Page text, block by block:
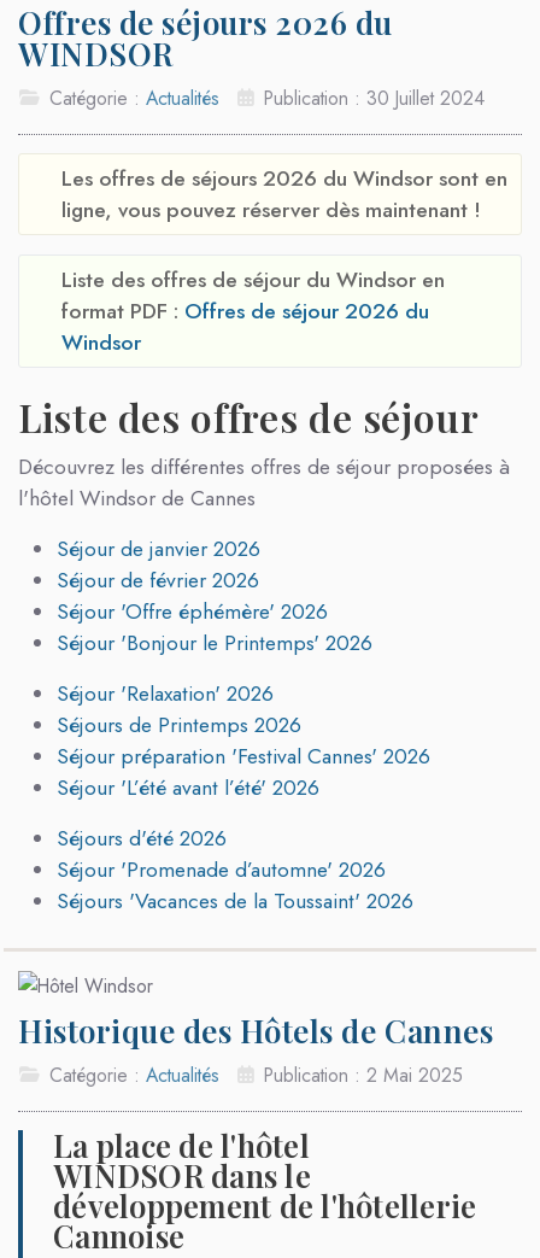
Offres de séjours 2026 du
WINDSOR
Catégorie :Actualités Publication : 30 Juillet 2024
Les offres de séjours 2026 du Windsor sont en
ligne, vous pouvez réserver dès maintenant !
Liste des offres de séjour du Windsor en
format PDF : Offres de séjour 2026 du
Windsor
Liste des offres de séjour
Découvrez les différentes offres de séjour proposées à
l'hôtel Windsor de Cannes
Séjour de janvier 2026
Séjour de février 2026
Séjour 'Offre éphémère' 2026
Séjour 'Bonjour le Printemps' 2026
Séjour 'Relaxation' 2026
Séjours de Printemps 2026
Séjour préparation 'Festival Cannes' 2026
Séjour 'L’été avant l’été' 2026
Séjours d'été 2026
Séjour 'Promenade d’automne' 2026
Séjours 'Vacances de la Toussaint' 2026
Historique des Hôtels de Cannes
Catégorie :Actualités Publication : 2 Mai 2025
La place de l'hôtel
WINDSOR dans le
développement de l'hôtellerie
Cannoise